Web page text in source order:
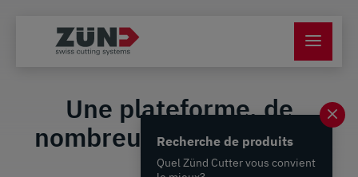
Recherche de produits
Quel Zünd Cutter vous convient
Une plateforme, de
nombreuses possibilités